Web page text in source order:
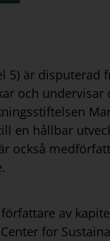
5) är disputerad
och
en hållbar
också
av
for